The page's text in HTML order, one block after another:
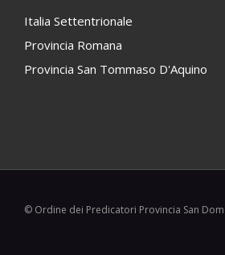
Italia Settentrionale
Provincia Romana
Provincia San Tommaso D'Aquino
© Ordine dei Predicatori Provincia San